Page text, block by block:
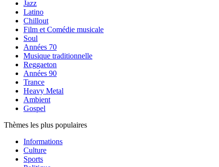
Jazz
Latino
Chillout
Film et Comédie musicale
Soul
Années 70
Musique traditionnelle
Reggaeton
Années 90
Trance
Heavy Metal
Ambient
Gospel
Thèmes les plus populaires
Informations
Culture
Sports